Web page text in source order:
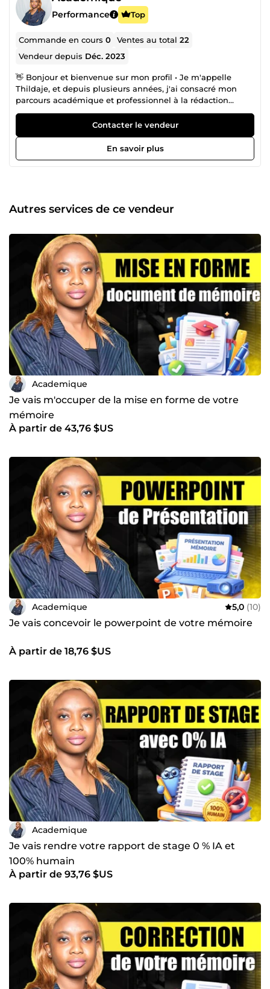
Performance Top
Commande en cours0 Ventes au total22
Vendeur depuis Déc. 2023
👋 Bonjour et bienvenue sur mon profil • Je m'appelle
Thildaje, et depuis plusieurs années, j'ai consacré mon
parcours académique et professionnel à la rédaction
scientifique et méthodologique. • Diplômée d'un Master en
méthodologie de recherche et rédaction académique à
l'Université d'Abomey-Calavi, j'ai guidé des dizaines
d'étudiants dans la préparation et la présentation de leurs
rapports de stage et mémoires. Fort de cela, je viens
respectant les normes académiques les plus strictes. 👉
Contactez-moi maintenant en cliquant sur le bouton
enthousiasme, Thildaje Cinthia 🎤📝 Au plaisir de vous être
utile ! 🌈
Contacter le vendeur
En savoir plus
Autres services de ce vendeur
Academique
Je vais m'occuper de la mise en forme de votre
mémoire
À partir de 43,76 $US
Academique 5,0 (10)
Je vais concevoir le powerpoint de votre mémoire
À partir de 18,76 $US
Academique
Je vais rendre votre rapport de stage 0 % IA et
100% humain
À partir de 93,76 $US